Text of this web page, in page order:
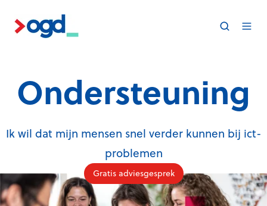
Ondersteuning
Ik wil dat mijn mensen snel verder kunnen bij ict-
problemen
Gratis adviesgesprek